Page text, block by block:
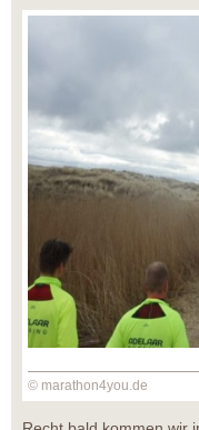
© marathon4you.de